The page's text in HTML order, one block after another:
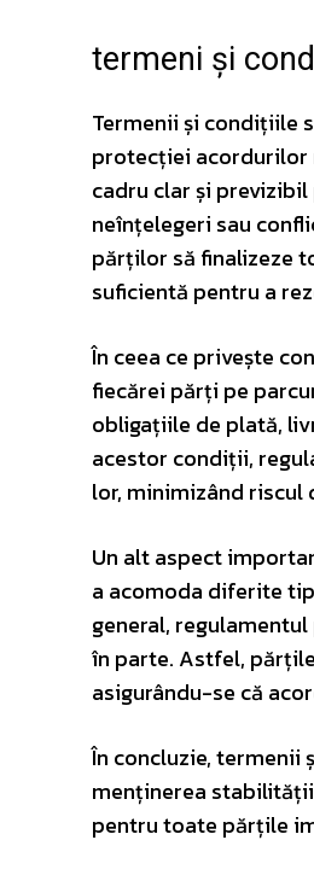
termeni și
Termenii și condițiile
protecției acordurilor
cadru clar și
neînțelegeri sau
părților să finalizeze
suficientă pentru a
În ceea ce privește
fiecărei părți pe
obligațiile de plată,
acestor condiții,
lor, minimizând
Un alt aspect
a acomoda diferite
general,
în parte. Astfel,
asigurându-se că
În concluzie, termenii
menținerea
pentru toate părțile